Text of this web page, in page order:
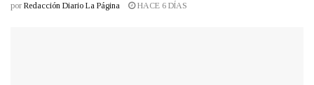
por Redacción Diario La Página HACE 6 DÍAS